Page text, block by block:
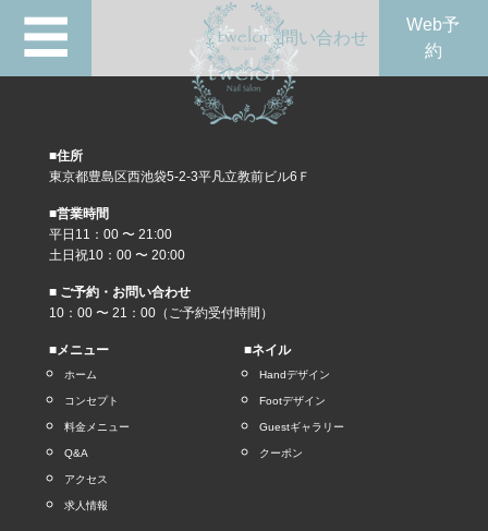
☰ 問い合わせ
Web予
約
■住所
東京都豊島区西池袋5-2-3平凡立教前ビル6Ｆ
■営業時間
平日11：00 〜 21:00
土日祝10：00 〜 20:00
■ ご予約・お問い合わせ
10：00 〜 21：00（ご予約受付時間）
■メニュー
ホーム
コンセプト
料金メニュー
Q&A
アクセス
求人情報
■ネイル
Handデザイン
Footデザイン
Guestギャラリー
クーポン